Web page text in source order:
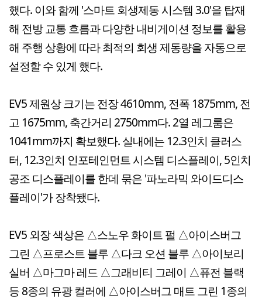
했다. 이와 함께 '스마트 회생제동 시스템 3.0'을 탑재
해 전방 교통 흐름과 다양한 내비게이션 정보를 활용
해 주행 상황에 따라 최적의 회생 제동량을 자동으로
설정할 수 있게 했다.
EV5 제원상 크기는 전장 4610mm, 전폭 1875mm, 전
고 1675mm, 축간거리 2750mm다. 2열 레그룸은
1041mm까지 확보했다. 실내에는 12.3인치 클러스
터, 12.3인치 인포테인먼트 시스템 디스플레이, 5인치
공조 디스플레이를 한데 묶은 '파노라믹 와이드디스
플레이'가 장착됐다.
EV5 외장 색상은 △스노우 화이트 펄 △아이스버그
그린 △프로스트 블루 △다크 오션 블루 △아이보리
실버 △마그마 레드 △그래비티 그레이 △퓨전 블랙
등 8종의 유광 컬러에 △아이스버그 매트 그린 1종의